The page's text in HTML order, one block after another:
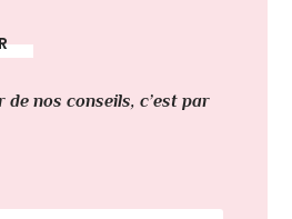
nos conseils, c’est par